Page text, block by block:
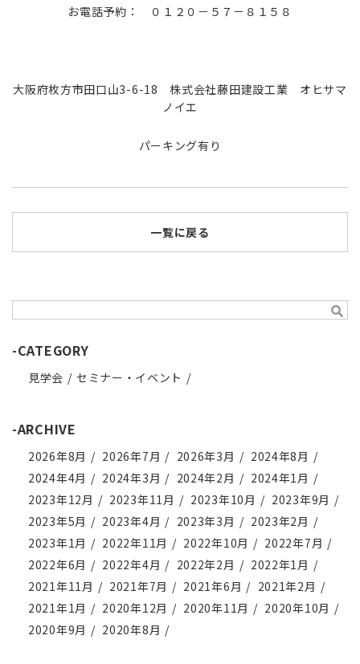
お電話予約： ０１２０－５７－８１５８
大阪府枚方市田口山3-6-18 株式会社藤田建設工業 オヒサマ
ノイエ
パーキング有り
一覧に戻る
-CATEGORY
見学会 セミナー・イベント
-ARCHIVE
2026年8月 2026年7月 2026年3月
2024年8月
2024年4月
2024年3月 2024年2月
2024年1月
2023年12月
2023年11月 2023年10月
2023年9月
2023年5月
2023年4月 2023年3月
2023年2月
2023年1月
2022年11月 2022年10月
2022年7月
2022年6月
2022年4月 2022年2月
2022年1月
2021年11月
2021年7月 2021年6月
2021年2月
2021年1月
2020年12月 2020年11月
2020年10月
2020年9月
2020年8月